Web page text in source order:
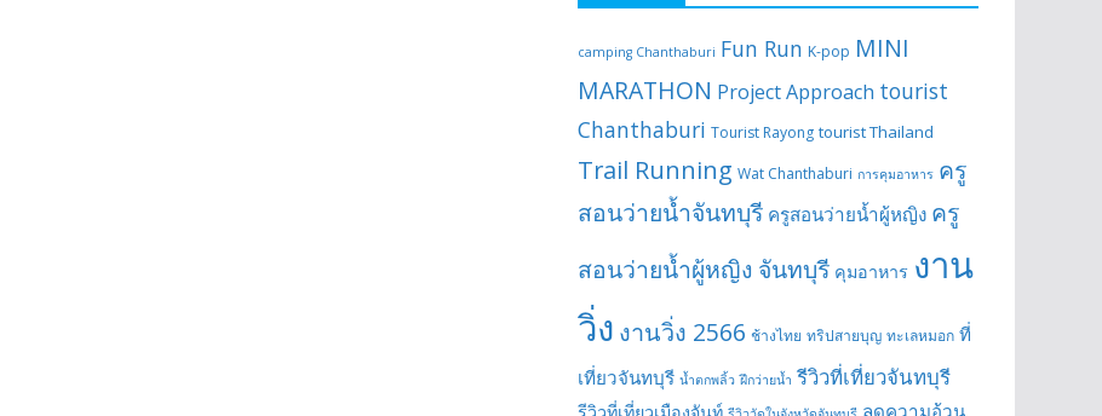
camping Chanthaburi Fun Run K-pop MINI
MARATHON Project Approach tourist
Chanthaburi Tourist Rayong tourist Thailand
Trail Running Wat Chanthaburi การคุมอาหาร ครู
สอนว่ายน้ำจันทบุรี ครูสอนว่ายน้ำผู้หญิง ครู
สอนว่ายน้ำผู้หญิง จันทบุรี คุมอาหาร งาน
วิ่ง งานวิ่ง 2566 ช้างไทย ทริปสายบุญ ทะเลหมอก ที่
เที่ยวจันทบุรี น้ำตกพลิ้ว ฝึกว่ายน้ำ รีวิวที่เที่ยวจันทบุรี
ลดความอ้วน